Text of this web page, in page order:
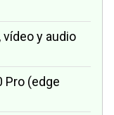
vídeo y audio
Pro (edge